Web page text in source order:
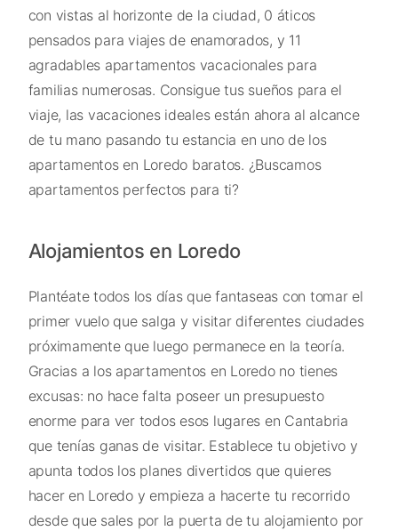
con vistas al horizonte de la ciudad, 0 áticos
pensados para viajes de enamorados, y 11
agradables apartamentos vacacionales para
familias numerosas. Consigue tus sueños para el
viaje, las vacaciones ideales están ahora al alcance
de tu mano pasando tu estancia en uno de los
apartamentos en Loredo baratos. ¿Buscamos
apartamentos perfectos para ti?
Alojamientos en Loredo
Plantéate todos los días que fantaseas con tomar el
primer vuelo que salga y visitar diferentes ciudades
próximamente que luego permanece en la teoría.
Gracias a los apartamentos en Loredo no tienes
excusas: no hace falta poseer un presupuesto
enorme para ver todos esos lugares en Cantabria
que tenías ganas de visitar. Establece tu objetivo y
apunta todos los planes divertidos que quieres
hacer en Loredo y empieza a hacerte tu recorrido
desde que sales por la puerta de tu alojamiento por